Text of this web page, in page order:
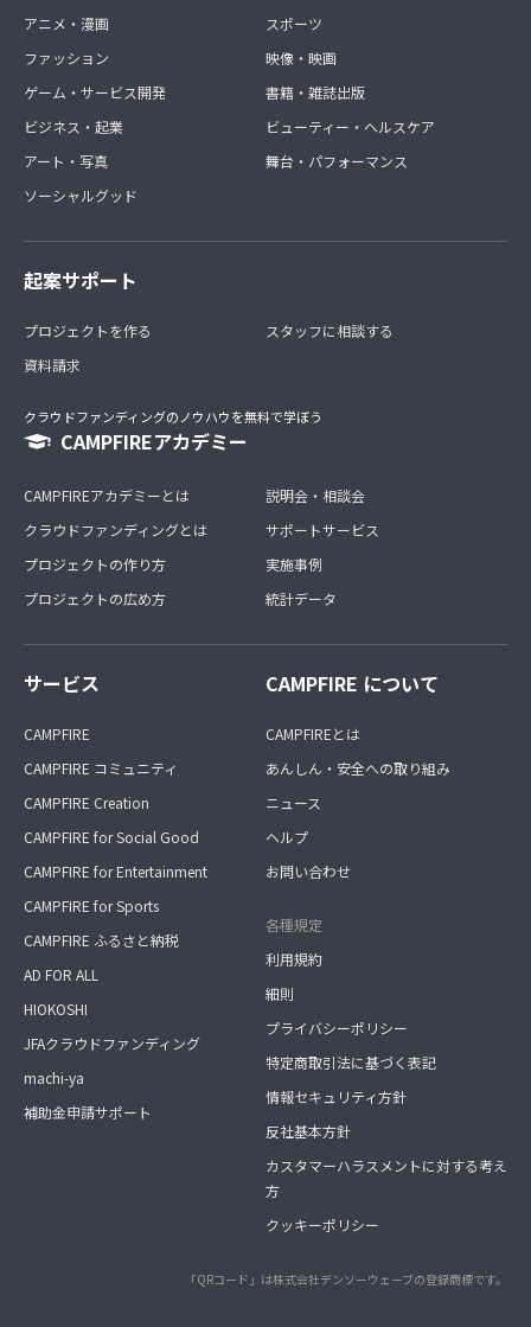
アニメ・漫画
ファッション
ゲーム・サービス開発
ビジネス・起業
アート・写真
ソーシャルグッド
スポーツ
映像・映画
書籍・雑誌出版
ビューティー・ヘルスケア
舞台・パフォーマンス
起案サポート
プロジェクトを作る
資料請求
スタッフに相談する
クラウドファンディングのノウハウを無料で学ぼう
CAMPFIREアカデミー
CAMPFIREアカデミーとは
クラウドファンディングとは
プロジェクトの作り方
プロジェクトの広め方
説明会・相談会
サポートサービス
実施事例
統計データ
サービス
CAMPFIRE
CAMPFIRE コミュニティ
CAMPFIRE Creation
CAMPFIRE for Social Good
CAMPFIRE for Entertainment
CAMPFIRE for Sports
CAMPFIRE ふるさと納税
AD FOR ALL
HIOKOSHI
JFAクラウドファンディング
machi-ya
補助金申請サポート
CAMPFIRE について
CAMPFIREとは
あんしん・安全への取り組み
ニュース
ヘルプ
お問い合わせ
各種規定
利用規約
細則
プライバシーポリシー
特定商取引法に基づく表記
情報セキュリティ方針
反社基本方針
カスタマーハラスメントに対する考え
方
クッキーポリシー
「QRコード」は株式会社デンソーウェーブの登録商標です。